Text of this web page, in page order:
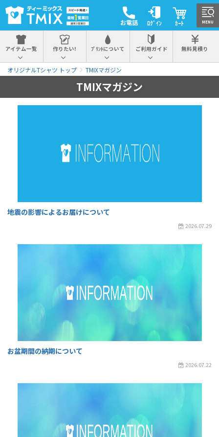
お電話 ﾛｸﾞｲﾝ ｶｰﾄ
アイテム一覧 作りたい! ﾌﾟﾘﾝﾄについて ご利用ガイド 無料見積り
オリジナルTシャツ トップ TMIXマガジン
TMIXマガジン
地震の影響によるお届けについて
2026.07.29
お盆期間の納期について
2026.07.22
MENU